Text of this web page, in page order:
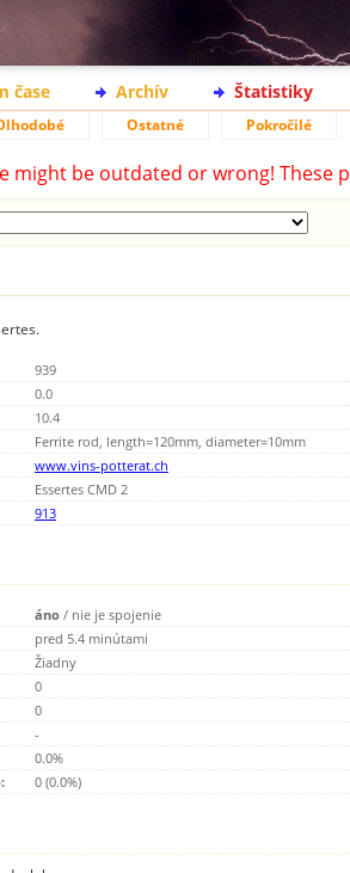
čase Archív Štatistiky
Ostatné Pokročilé
might be outdated or wrong! These
939
0.0
10.4
Ferrite rod, length=120mm, diameter=10mm
www.vins-potterat.ch
Essertes CMD 2
913
áno / nie je spojenie
pred 5.4 minútami
Žiadny
0
0
-
0.0%
0 (0.0%)